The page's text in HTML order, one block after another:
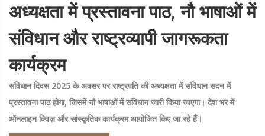
अध्यक्षता में प्रस्तावना पाठ, नौ भाषाओं में
संविधान और राष्ट्रव्यापी जागरूकता
कार्यक्रम
संविधान दिवस 2025 के अवसर पर राष्ट्रपति की अध्यक्षता में संविधान सदन में
प्रस्तावना पाठ होगा, जिसमें नौ भाषाओं में संविधान जारी किया जाएगा। देश भर में
ऑनलाइन क्विज़ और सांस्कृतिक कार्यक्रम आयोजित किए जा रहे हैं।